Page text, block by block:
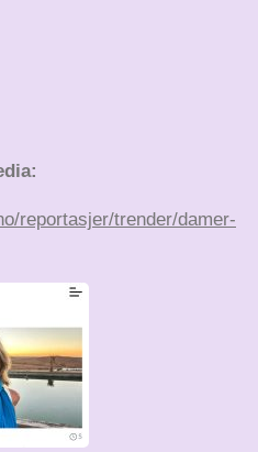
reportasjer/trender/damer-